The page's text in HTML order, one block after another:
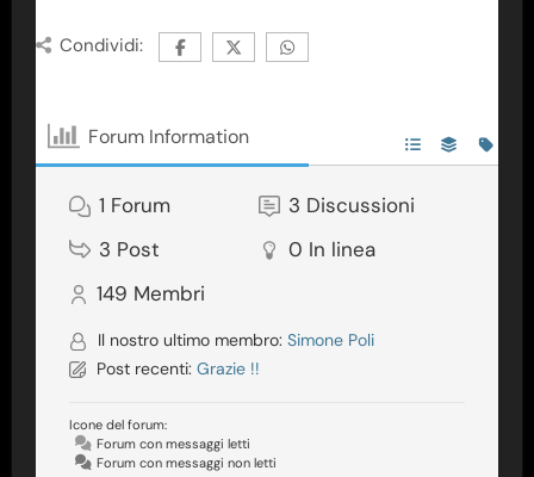
Condividi:
Forum Information
1 Forum 3 Discussioni
3 Post 0 In linea
149 Membri
Il nostro ultimo membro: Simone Poli
Post recenti: Grazie !!
Icone del forum:
Forum con messaggi letti
Forum con messaggi non letti